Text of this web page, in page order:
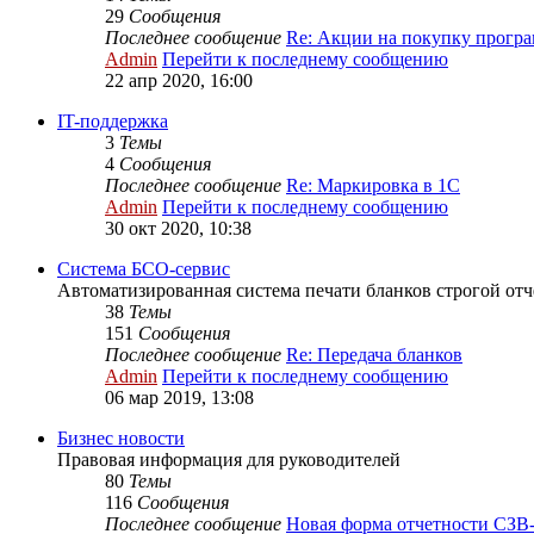
29 Сообщения
Последнее сообщение Re: Акции на покупку
Admin Перейти к последнему сообщению
22 апр 2020, 16:00
IT-поддержка
3 Темы
4 Сообщения
Последнее сообщение Re: Маркировка в 1С
Admin Перейти к последнему сообщению
30 окт 2020, 10:38
Система БСО-сервис
Автоматизированная система печати бланков строгой
38 Темы
151 Сообщения
Последнее сообщение Re: Передача бланков
Admin Перейти к последнему сообщению
06 мар 2019, 13:08
Бизнес новости
Правовая информация для руководителей
80 Темы
116 Сообщения
Последнее сообщение Новая форма отчетности